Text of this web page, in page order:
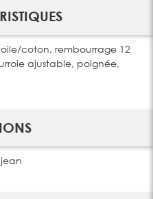
coton, rembourrage 12
ajustable, poignée,